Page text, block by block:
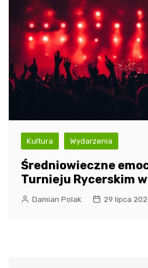
Kultura Wydarzenia
Średniowieczne
Turnieju Rycerskim
Damian Polak 29 lipca